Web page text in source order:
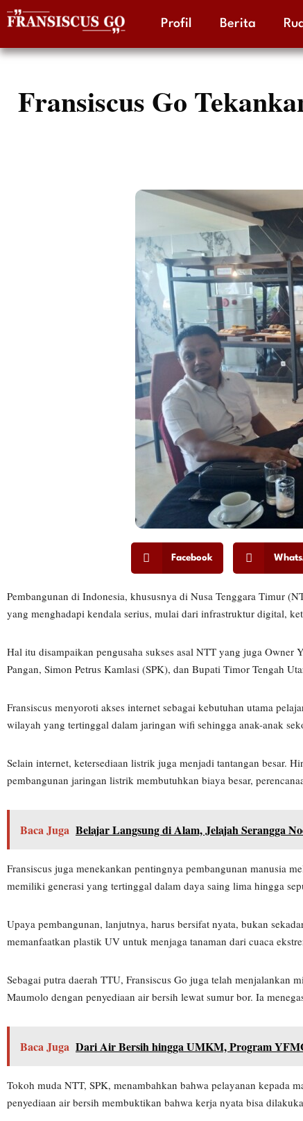
to
Profil Berita
Fransiscus Go
Facebook
Pembangunan di Indonesia, khususnya di Nusa Tenggara Timur
yang menghadapi kendala serius, mulai dari infrastruktur digital,
Hal itu disampaikan pengusaha sukses asal NTT yang juga
Pangan, Simon Petrus Kamlasi (SPK), dan Bupati Timor Tengah
Fransiscus menyoroti akses internet sebagai kebutuhan utama
wilayah yang tertinggal dalam jaringan wifi sehingga anak-anak
Selain internet, ketersediaan listrik juga menjadi tantangan besar.
pembangunan jaringan listrik membutuhkan biaya besar,
Baca Juga Belajar Langsung di Alam, Jelajah Serangga
Fransiscus juga menekankan pentingnya pembangunan manusia
memiliki generasi yang tertinggal dalam daya saing lima hingga
Upaya pembangunan, lanjutnya, harus bersifat nyata, bukan
memanfaatkan plastik UV untuk menjaga tanaman dari cuaca
Sebagai putra daerah TTU, Fransiscus Go juga telah menjalankan
Maumolo dengan penyediaan air bersih lewat sumur bor. Ia
Baca Juga Dari Air Bersih hingga UMKM, Program
Tokoh muda NTT, SPK, menambahkan bahwa pelayanan kepada
penyediaan air bersih membuktikan bahwa kerja nyata bisa